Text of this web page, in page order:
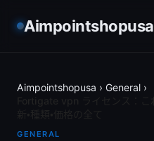
Aimpointshopusa
Aimpointshopusa › General ›
GENERAL